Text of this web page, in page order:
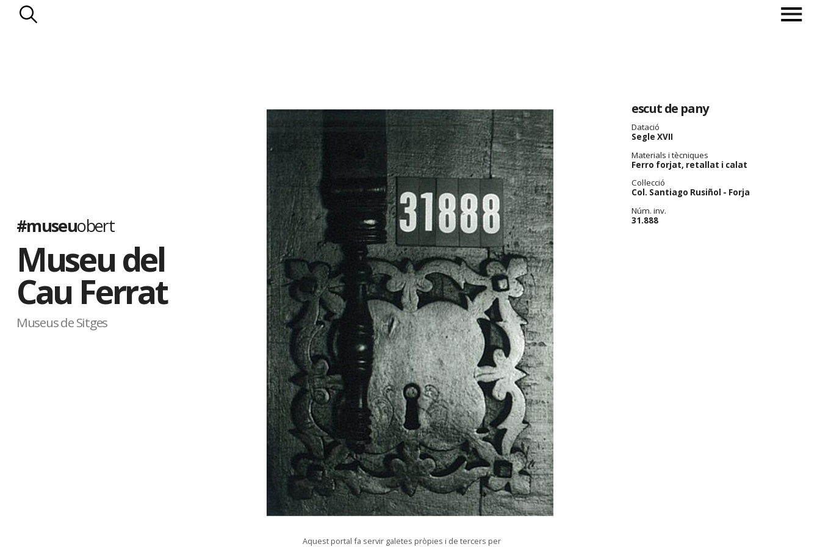
#museuobert
Museu del
Cau Ferrat
Museus de Sitges
escut de pany
Datació
Segle XVII
Materials i tècniques
Ferro forjat, retallat i calat
Col·lecció
Col. Santiago Rusiñol - Forja
Núm. inv.
31.888
Aquest portal fa servir galetes pròpies i de tercers per